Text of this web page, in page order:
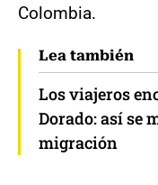
Colombia.
Lea también
Los viajeros
Dorado: así se
migración